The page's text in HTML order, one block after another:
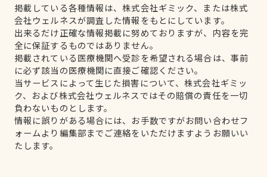
掲載している各種情報は、株式会社ギミック、または株式
会社ウェルネスが調査した情報をもとにしています。
出来るだけ正確な情報掲載に努めておりますが、内容を完
全に保証するものではありません。
掲載されている医療機関へ受診を希望される場合は、事前
に必ず該当の医療機関に直接ご確認ください。
当サービスによって生じた損害について、株式会社ギミッ
ク、および株式会社ウェルネスではその賠償の責任を一切
負わないものとします。
情報に誤りがある場合には、お手数ですがお問い合わせフ
ォームより編集部までご連絡をいただけますようお願いい
たします。